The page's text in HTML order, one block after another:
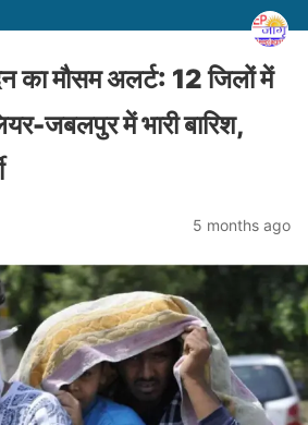
का मौसम अलर्ट: 12 जिलों में
जबलपुर में भारी बारिश,
5 months ago